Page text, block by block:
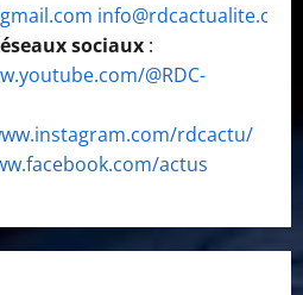
info@rdcactualite.com
sociaux :
@RDC-
rdcactu/
actus